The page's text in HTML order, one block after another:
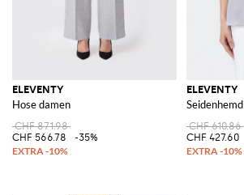
ELEVENTY
Hose damen
CHF 871.98
CHF 566.78
-35%
ELEVENTY
Seidenhemd
CHF 610.86
CHF 427.60